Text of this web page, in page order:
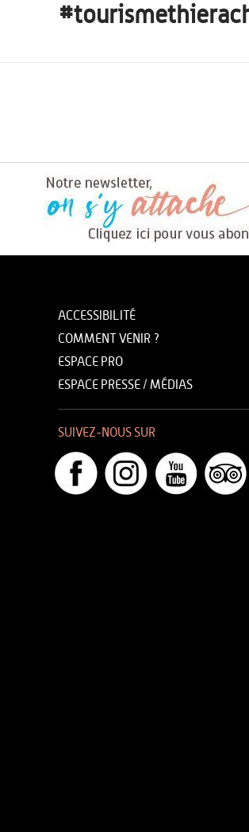
ACCESSIBILITÉ
COMMENT VENIR ?
ESPACE PRO
ESPACE PRESSE / MÉDIAS
SUIVEZ-NOUS SUR